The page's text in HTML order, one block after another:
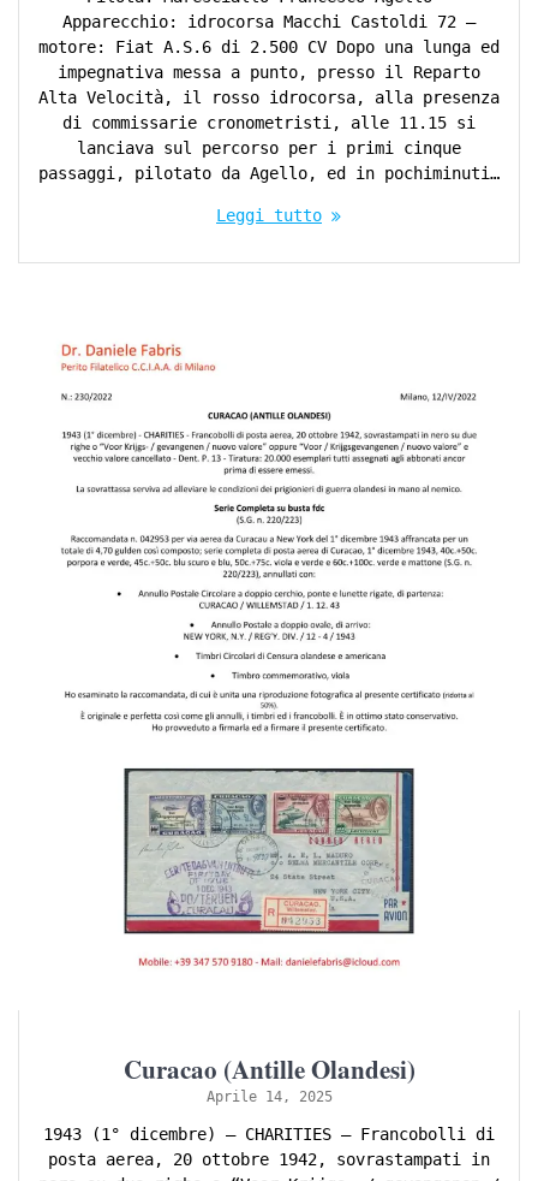
Apparecchio: idrocorsa Macchi Castoldi 72 –
motore: Fiat A.S.6 di 2.500 CV Dopo una lunga ed
impegnativa messa a punto, presso il Reparto
Alta Velocità, il rosso idrocorsa, alla presenza
di commissarie cronometristi, alle 11.15 si
lanciava sul percorso per i primi cinque
passaggi, pilotato da Agello, ed in pochiminuti…
Leggi tutto
Curacao (Antille Olandesi)
Aprile 14, 2025
1943 (1° dicembre) – CHARITIES – Francobolli di
posta aerea, 20 ottobre 1942, sovrastampati in